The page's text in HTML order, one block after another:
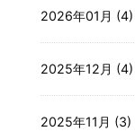
2026年01月 (4)
2025年12月 (4)
2025年11月 (3)